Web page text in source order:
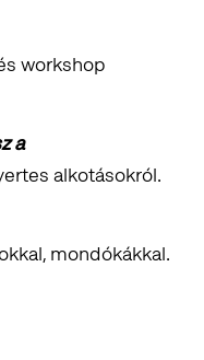
workshop
a
alkotásokról.
mondókákkal.